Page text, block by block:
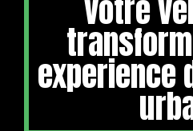
votre
experience